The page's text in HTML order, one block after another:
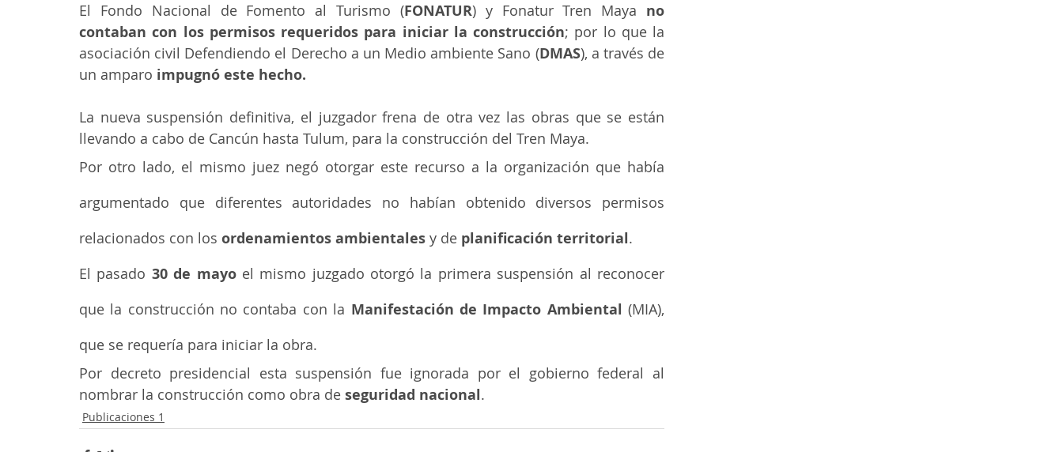
El Fondo Nacional de Fomento al Turismo (FONATUR) y Fonatur Tren Maya no
contaban con los permisos requeridos para iniciar la construcción; por lo que la
asociación civil Defendiendo el Derecho a un Medio ambiente Sano (DMAS), a través de
un amparo impugnó este hecho.
La nueva suspensión definitiva, el juzgador frena de otra vez las obras que se están
llevando a cabo de Cancún hasta Tulum, para la construcción del Tren Maya.
Por otro lado, el mismo juez negó otorgar este recurso a la organización que había
argumentado que diferentes autoridades no habían obtenido diversos permisos
relacionados con los ordenamientos ambientales y de planificación territorial.
El pasado 30 de mayo el mismo juzgado otorgó la primera suspensión al reconocer
que la construcción no contaba con la Manifestación de Impacto Ambiental (MIA),
que se requería para iniciar la obra.
Por decreto presidencial esta suspensión fue ignorada por el gobierno federal al
nombrar la construcción como obra de seguridad nacional.
Publicaciones 1